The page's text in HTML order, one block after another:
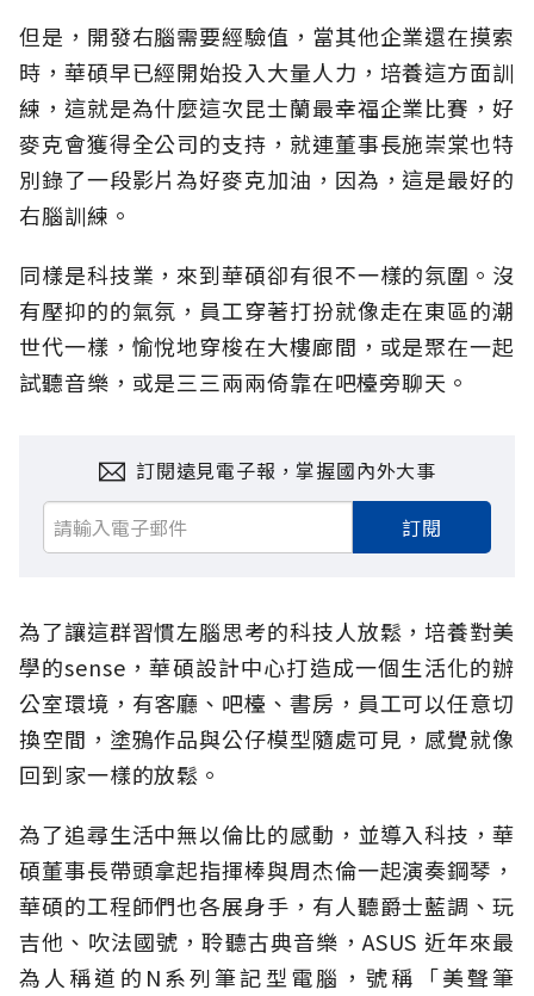
但是，開發右腦需要經驗值，當其他企業還在摸索
時，華碩早已經開始投入大量人力，培養這方面訓
練，這就是為什麼這次昆士蘭最幸福企業比賽，好
麥克會獲得全公司的支持，就連董事長施崇棠也特
別錄了一段影片為好麥克加油，因為，這是最好的
右腦訓練。
同樣是科技業，來到華碩卻有很不一樣的氛圍。沒
有壓抑的的氣氛，員工穿著打扮就像走在東區的潮
世代一樣，愉悅地穿梭在大樓廊間，或是聚在一起
試聽音樂，或是三三兩兩倚靠在吧檯旁聊天。
訂閱遠見電子報，掌握國內外大事
訂閱
為了讓這群習慣左腦思考的科技人放鬆，培養對美
學的sense，華碩設計中心打造成一個生活化的辦
公室環境，有客廳、吧檯、書房，員工可以任意切
換空間，塗鴉作品與公仔模型隨處可見，感覺就像
回到家一樣的放鬆。
為了追尋生活中無以倫比的感動，並導入科技，華
碩董事長帶頭拿起指揮棒與周杰倫一起演奏鋼琴，
華碩的工程師們也各展身手，有人聽爵士藍調、玩
吉他、吹法國號，聆聽古典音樂，ASUS 近年來最
為人稱道的N系列筆記型電腦，號稱「美聲筆